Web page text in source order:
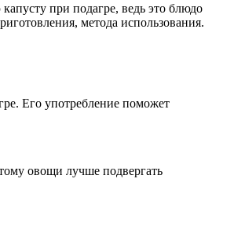
при подагре, ведь это блюдо
метода использования.
Его употребление поможет
овощи лучше подвергать